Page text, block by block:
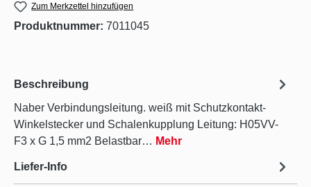
Zum Merkzettel hinzufügen
Produktnummer: 7011045
Beschreibung
Naber Verbindungsleitung. weiß mit Schutzkontakt-
Winkelstecker und Schalenkupplung Leitung: H05VV-
F3 x G 1,5 mm2 Belastbar… Mehr
Liefer-Info